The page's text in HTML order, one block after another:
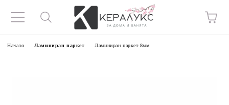
Начало Ламиниран паркет Ламиниран паркет 8мм